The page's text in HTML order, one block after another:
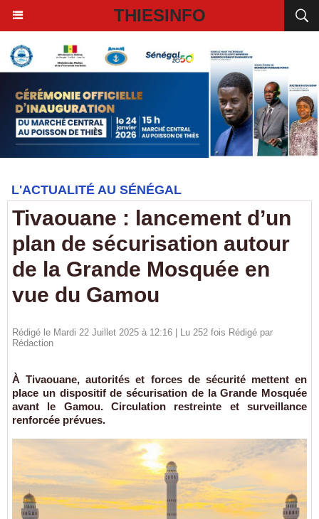
THIESINFO
L'ACTUALITÉ AU SÉNÉGAL
Tivaouane : lancement d’un
plan de sécurisation autour
de la Grande Mosquée en
vue du Gamou
Rédigé le Mardi 22 Juillet 2025 à 12:16 | Lu 252 fois Rédigé par
Rédaction
À Tivaouane, autorités et forces de sécurité mettent en
place un dispositif de sécurisation de la Grande Mosquée
avant le Gamou. Circulation restreinte et surveillance
renforcée prévues.